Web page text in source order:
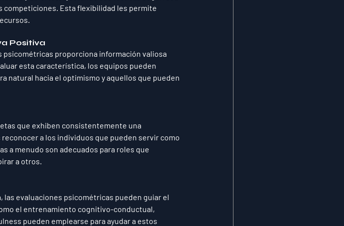
competiciones. Esta flexibilidad les permite
Positiva
proporciona información valiosa
esta característica, los equipos pueden
natural hacia el optimismo y aquellos que pueden
que exhiben consistentemente una
a los individuos que pueden servir como
a menudo son adecuados para roles que
a otros.
evaluaciones psicométricas pueden guiar el
el entrenamiento cognitivo-conductual,
pueden emplearse para ayudar a estos